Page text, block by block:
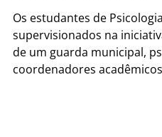
Os estudantes de
supervisionados na
de um guarda municipal,
coordenadores